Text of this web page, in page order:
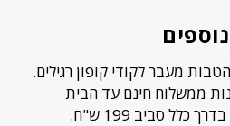
מעבר לקודי קופון רגילים.
ממשלוח חינם עד הבית
סביב 199 ש"ח.